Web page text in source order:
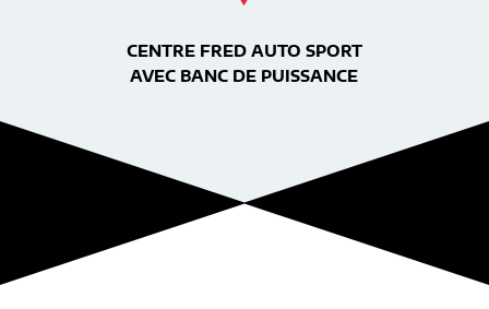
CENTRE FRED AUTO SPORT
AVEC BANC DE PUISSANCE